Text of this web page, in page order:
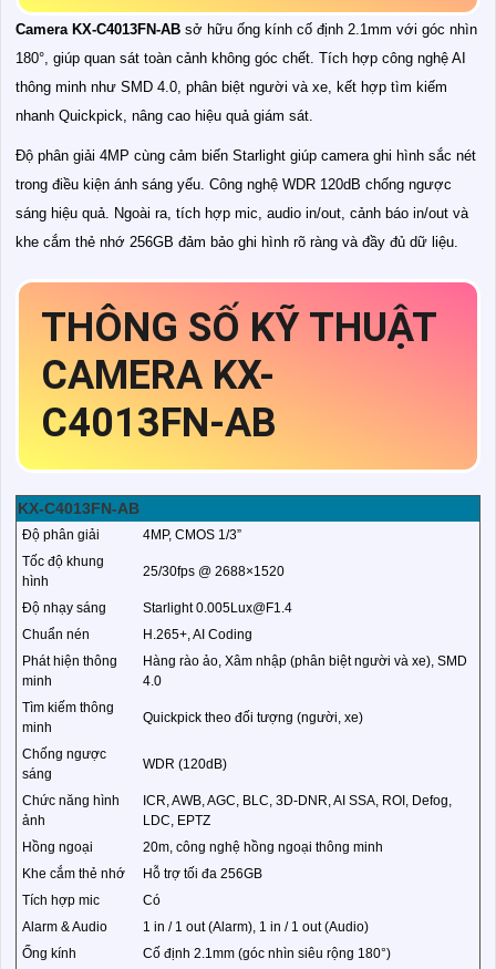
Camera KX-C4013FN-AB sở hữu ống kính cố định 2.1mm với góc nhìn
180°, giúp quan sát toàn cảnh không góc chết. Tích hợp công nghệ AI
thông minh như SMD 4.0, phân biệt người và xe, kết hợp tìm kiếm
nhanh Quickpick, nâng cao hiệu quả giám sát.
Độ phân giải 4MP cùng cảm biến Starlight giúp camera ghi hình sắc nét
trong điều kiện ánh sáng yếu. Công nghệ WDR 120dB chống ngược
sáng hiệu quả. Ngoài ra, tích hợp mic, audio in/out, cảnh báo in/out và
khe cắm thẻ nhớ 256GB đảm bảo ghi hình rõ ràng và đầy đủ dữ liệu.
THÔNG SỐ KỸ THUẬT
CAMERA KX-
C4013FN-AB
KX-C4013FN-AB
Độ phân giải
4MP, CMOS 1/3”
Tốc độ khung
hình
25/30fps @ 2688×1520
Độ nhạy sáng
Starlight 0.005Lux@F1.4
Chuẩn nén
H.265+, AI Coding
Phát hiện thông
minh
Hàng rào ảo, Xâm nhập (phân biệt người và xe), SMD
4.0
Tìm kiếm thông
minh
Quickpick theo đối tượng (người, xe)
Chống ngược
sáng
WDR (120dB)
Chức năng hình
ảnh
ICR, AWB, AGC, BLC, 3D-DNR, AI SSA, ROI, Defog,
LDC, EPTZ
Hồng ngoại
20m, công nghệ hồng ngoại thông minh
Khe cắm thẻ nhớ
Hỗ trợ tối đa 256GB
Tích hợp mic
Có
Alarm & Audio
1 in / 1 out (Alarm), 1 in / 1 out (Audio)
Ống kính
Cố định 2.1mm (góc nhìn siêu rộng 180°)